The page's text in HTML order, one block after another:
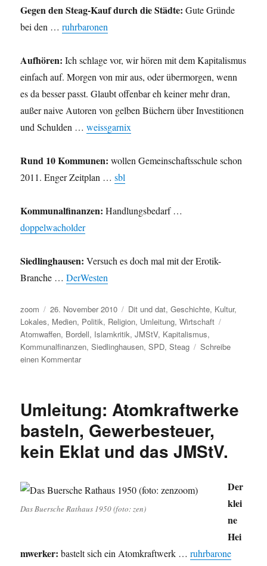
Gegen den Steag-Kauf durch die Städte: Gute Gründe
bei den …ruhrbaronen
Aufhören: Ich schlage vor, wir hören mit dem Kapitalismus
einfach auf. Morgen von mir aus, oder übermorgen, wenn
es da besser passt. Glaubt offenbar eh keiner mehr dran,
außer naive Autoren von gelben Büchern über Investitionen
und Schulden …weissgarnix
Rund 10 Kommunen: wollen Gemeinschaftsschule schon
2011. Enger Zeitplan …sbl
Kommunalfinanzen: Handlungsbedarf …
doppelwacholder
Siedlinghausen: Versuch es doch mal mit der Erotik-
Branche …DerWesten
Autor
zoom
Veröffentlicht
am
26. November 2010 Kategorien
Dit und dat,Geschichte, Kultur,
Lokales, Medien, Politik, Religion, Umleitung,Wirtschaft
Atomwaffen, Bordell, Islamkritik,JMStV, Kapitalismus,
Kommunalfinanzen,Siedlinghausen,SPD,Steag
Schreibe
einen Kommentarzu
Debatte,
JMStV,
SPD,
Vom
Ende
Kapitalismus,
Kommunalfinanzen
und
Siedlinghausen.
Umleitung: Atomkraftwerke
basteln, Gewerbesteuer,
kein Eklat und das JMStV.
Das Buersche Rathaus 1950 (foto: zen)
Der
klei
ne
Hei
mwerker: bastelt sich ein Atomkraftwerk …ruhrbarone